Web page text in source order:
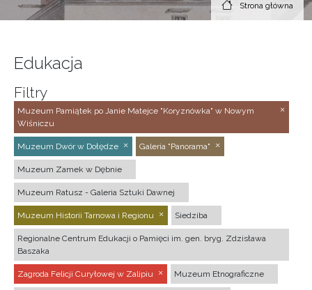
Strona główna
Edukacja
Filtry
Muzeum Pamiątek po Janie Matejce "Koryznówka" w Nowym
Wiśniczu
Muzeum Dwór w Dołędze Galeria "Panorama"
Muzeum Zamek w Dębnie
Muzeum Ratusz - Galeria Sztuki Dawnej
Muzeum Historii Tarnowa i Regionu Siedziba
Regionalne Centrum Edukacji o Pamięci im. gen. bryg. Zdzisława
Baszaka
Zagroda Felicji Curyłowej w Zalipiu Muzeum Etnograficzne